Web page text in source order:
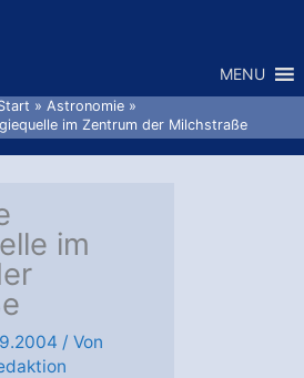
MENU
Astronomie
im Zentrum der Milchstraße
im
/ Von